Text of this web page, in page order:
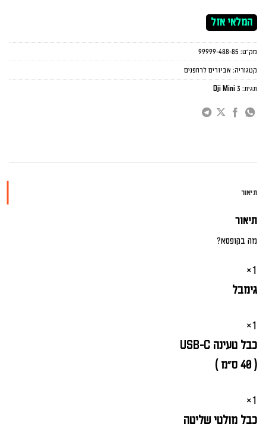
המלאי אזל
מק"ט: 99999-488-85
קטגוריה: אביזרים לרחפנים
תגית: Dji Mini 3
תיאור
תיאור
מה בקופסא?
1×
גימבל
1×
כבל טעינה USB-C
( 40 ס"מ )
1×
כבל מולטי שליטה